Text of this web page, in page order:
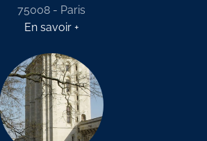
75008 - Paris
En savoir +